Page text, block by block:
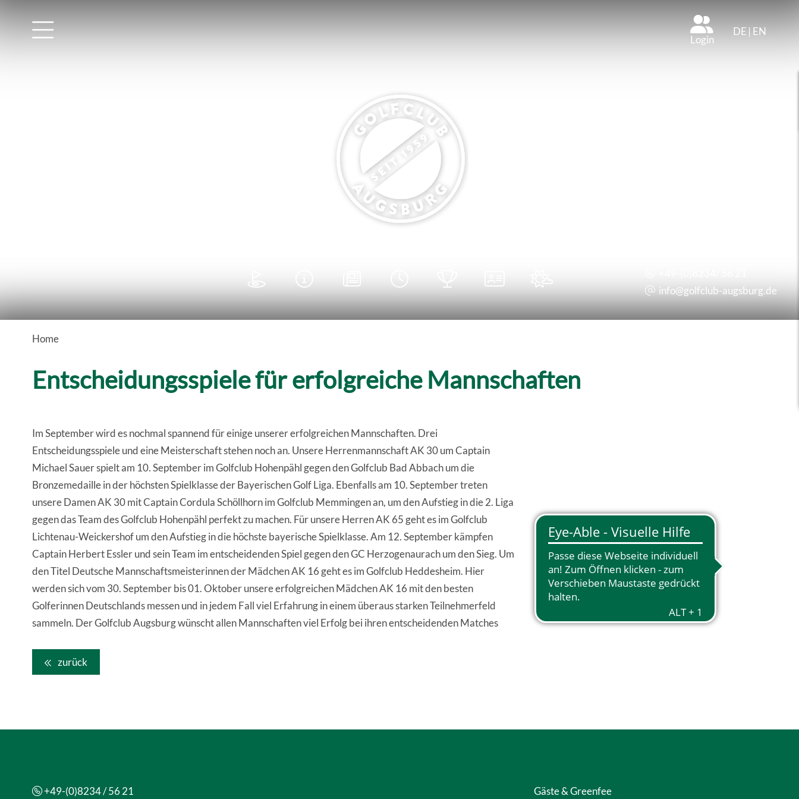
Login
DE | EN
info@golfclub-augsburg.de
Home
Entscheidungsspiele für erfolgreiche Mannschaften
Im September wird es nochmal spannend für einige unserer erfolgreichen Mannschaften. Drei
Entscheidungsspiele und eine Meisterschaft stehen noch an. Unsere Herrenmannschaft AK 30 um Captain
Michael Sauer spielt am 10. September im Golfclub Hohenpähl gegen den Golfclub Bad Abbach um die
Bronzemedaille in der höchsten Spielklasse der Bayerischen Golf Liga. Ebenfalls am 10. September treten
unsere Damen AK 30 mit Captain Cordula Schöllhorn im Golfclub Memmingen an, um den Aufstieg in die 2. Liga
gegen das Team des Golfclub Hohenpähl perfekt zu machen. Für unsere Herren AK 65 geht es im Golfclub
Lichtenau-Weickershof um den Aufstieg in die höchste bayerische Spielklasse. Am 12. September kämpfen
Captain Herbert Essler und sein Team im entscheidenden Spiel gegen den GC Herzogenaurach um den Sieg. Um
den Titel Deutsche Mannschaftsmeisterinnen der Mädchen AK 16 geht es im Golfclub Heddesheim. Hier
werden sich vom 30. September bis 01. Oktober unsere erfolgreichen Mädchen AK 16 mit den besten
Golferinnen Deutschlands messen und in jedem Fall viel Erfahrung in einem überaus starken Teilnehmerfeld
sammeln. Der Golfclub Augsburg wünscht allen Mannschaften viel Erfolg bei ihren entscheidenden Matches
zurück
+49-(0)8234 / 56 21 Gäste & Greenfee